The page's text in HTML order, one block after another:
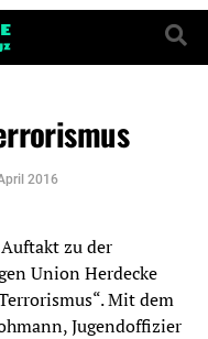
2016
zu der
Union Herdecke
Mit dem
Jugendoffizier